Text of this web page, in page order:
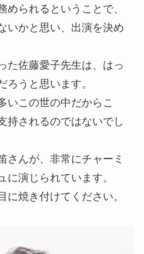
められるということで、
いかと思い、出演を決め
た佐藤愛子先生は、はっ
ろうと思います。
いこの世の中だからこ
持されるのではないでし
さんが、非常にチャーミ
に演じられています。
に焼き付けてください。